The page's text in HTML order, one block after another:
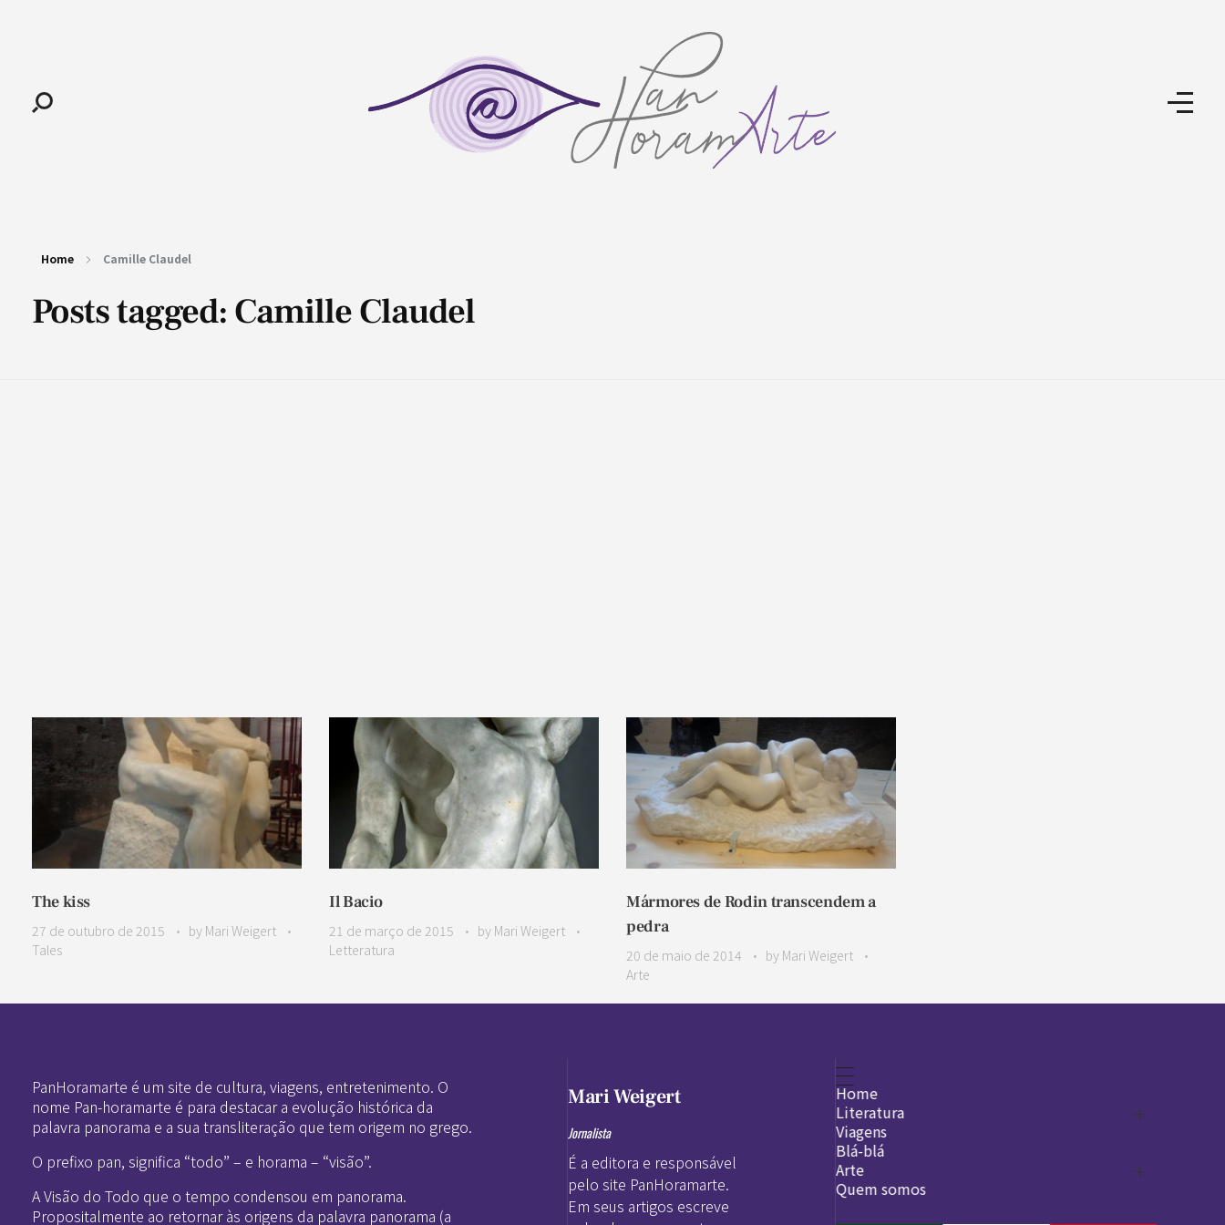
Home Camille Claudel
Posts tagged: Camille Claudel
The kiss
27 de outubro de 2015 by Mari Weigert
Tales
Il Bacio
21 de março de 2015 by Mari Weigert
Letteratura
Mármores de Rodin transcendem a
pedra
20 de maio de 2014 by Mari Weigert
Arte
PanHoramarte é um site de cultura, viagens, entretenimento. O
nome Pan-horamarte é para destacar a evolução histórica da
palavra panorama e a sua transliteração que tem origem no grego.
O prefixo pan, significa “todo” – e horama – “visão”.
A Visão do Todo que o tempo condensou em panorama.
Propositalmente ao retornar às origens da palavra panorama (a
Mari Weigert
Jornalista
É a editora e responsável
pelo site PanHoramarte.
Em seus artigos escreve
Home
Literatura
Legado
Viagens
Blá-blá
Arte
O que é arte
DesignSocial
Quem somos